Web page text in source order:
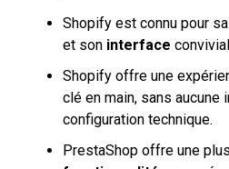
Shopify est connu pour sa
et son interface
Shopify offre une
clé en main, sans aucune
configuration technique.
PrestaShop offre une